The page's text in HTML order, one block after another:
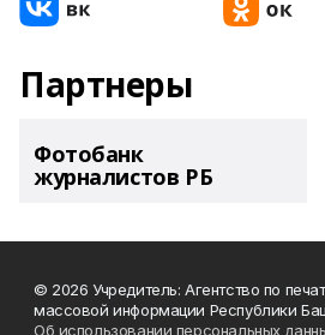
Партнеры
Фотобанк
журналистов РБ
© 2026 Учредитель: Агентство по
массовой информации Республики
Об использовании персональных